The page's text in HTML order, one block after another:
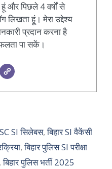
और पिछले 4 वर्षों से
लिखता हूं। मेरा उद्देश्य
प्रदान करना है
पा सकें।
SI सिलेबस,बिहार SI वैकेंसी
,बिहार पुलिस SI परीक्षा
,बिहार पुलिस भर्ती 2025